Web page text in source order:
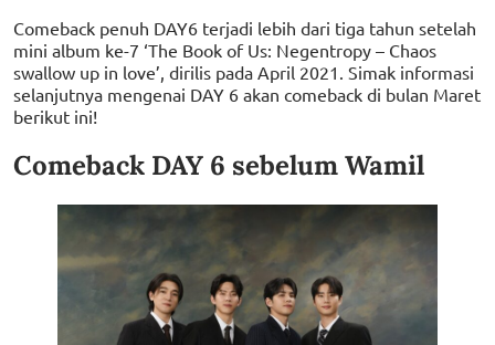
Comeback penuh DAY6 terjadi lebih dari tiga tahun setelah
mini album ke-7 ‘The Book of Us: Negentropy – Chaos
swallow up in love’, dirilis pada April 2021. Simak informasi
selanjutnya mengenai DAY 6 akan comeback di bulan Maret
berikut ini!
Comeback DAY 6 sebelum Wamil